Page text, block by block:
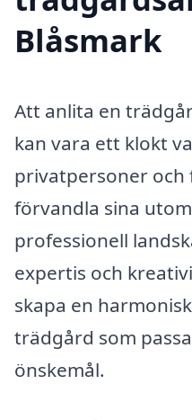
Blåsmark
Att anlita en
kan vara ett klokt
privatpersoner och
förvandla sina
professionell
expertis och
skapa en
trädgård som
önskemål.